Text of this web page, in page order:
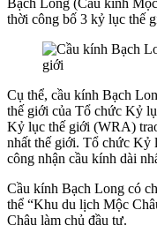
thời công bố 3 kỷ lục thế
Cụ thể, cầu kính Bạch
thế giới của Tổ chức Kỷ
Kỷ lục thế giới (WRA)
nhất thế giới. Tổ chức Kỷ
công nhận cầu kính dài
Cầu kính Bạch Long có
thể “Khu du lịch Mộc
Châu làm chủ đầu tư.